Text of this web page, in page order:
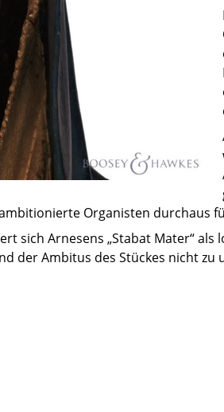
Organisten durchaus
sich Arnesens „Stabat Mater“
der Ambitus des Stückes nicht zu